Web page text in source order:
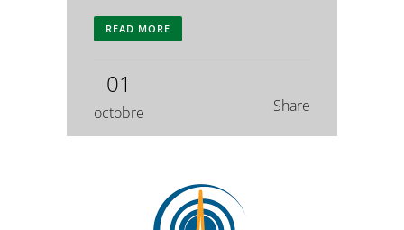
READ MORE
01
octobre Share